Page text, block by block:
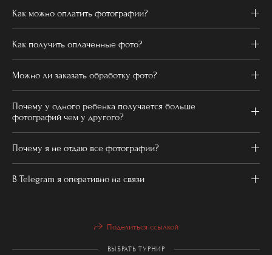
Как можно оплатить фотографии?
Как получить оплаченные фото?
Можно ли заказать обработку фото?
Почему у одного ребенка получается больше
фотографий чем у другого?
Почему я не отдаю все фотографии?
В Telegram я оперативно на связи
Поделиться ссылкой
ВЫБРАТЬ ТУРНИР